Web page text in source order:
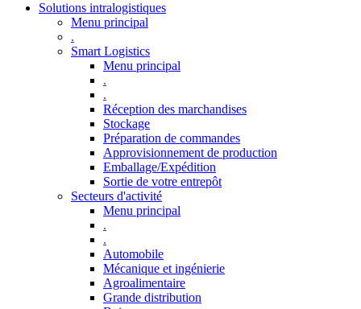
Solutions intralogistiques
Menu principal
.
Smart Logistics
Menu principal
.
.
Réception des marchandises
Stockage
Préparation de commandes
Approvisionnement de production
Emballage/Expédition
Sortie de votre entrepôt
Secteurs d'activité
Menu principal
.
.
Automobile
Mécanique et ingénierie
Agroalimentaire
Grande distribution